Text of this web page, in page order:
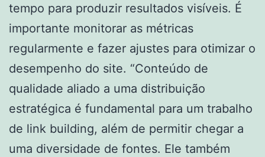
tempo para produzir resultados visíveis. É
importante monitorar as métricas
regularmente e fazer ajustes para otimizar o
desempenho do site. “Conteúdo de
qualidade aliado a uma distribuição
estratégica é fundamental para um trabalho
de link building, além de permitir chegar a
uma diversidade de fontes. Ele também